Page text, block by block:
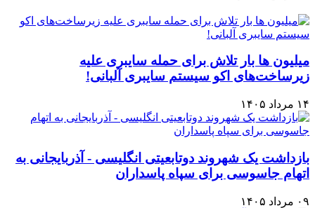
میلیون ها بار تلاش برای حمله سایبری علیه
زیرساخت‌های اکو سیستم سایبری آلبانی!
۱۴ مرداد ۱۴۰۵
بازداشت یک شهروند دوتابعیتی انگلیسی - آذربایجانی به
اتهام جاسوسی برای سپاه پاسداران
۰۹ مرداد ۱۴۰۵